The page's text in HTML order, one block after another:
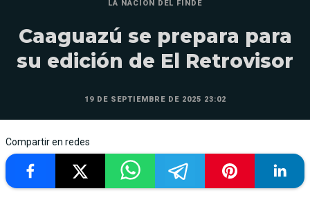
LA NACIÓN DEL FINDE
Caaguazú se prepara para
su edición de El Retrovisor
19 DE SEPTIEMBRE DE 2025 23:02
Compartir en redes